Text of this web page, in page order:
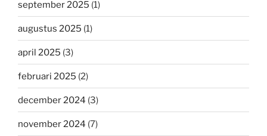
september 2025 (1)
augustus 2025 (1)
april 2025 (3)
februari 2025 (2)
december 2024 (3)
november 2024 (7)